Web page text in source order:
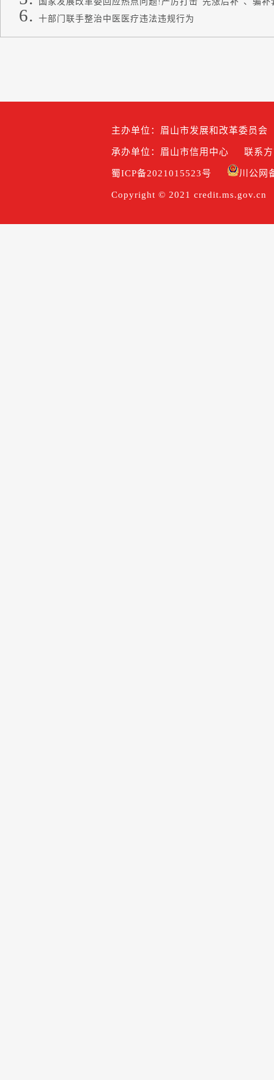
十部门联手整治中医医疗违法违规行为
主办单位：眉山市发展和改革委员会
承办单位：眉山市信用中心 联系
蜀ICP备2021015523号 川公网
Copyright © 2021 credit.ms.gov.cn